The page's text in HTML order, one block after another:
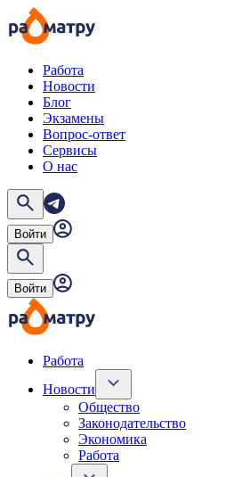
Работа
Новости
Блог
Экзамены
Вопрос-ответ
Сервисы
О нас
Войти
Войти
Работа
Новости
Общество
Законодательство
Экономика
Работа